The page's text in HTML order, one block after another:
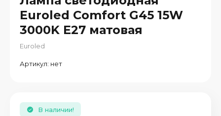
Euroled Comfort G45 15W
3000K E27 матовая
Euroled
Артикул: нет
В наличии!